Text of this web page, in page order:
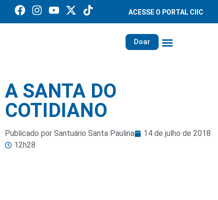
ACESSE O PORTAL CIIC
Doar
A SANTA DO
COTIDIANO
Publicado por Santuário Santa Paulina
14 de julho de 2018
12h28